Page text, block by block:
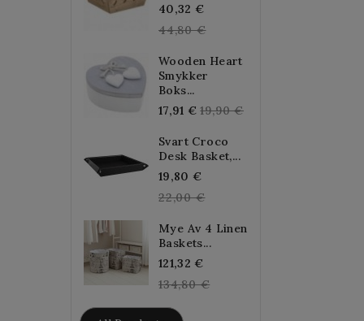
40,32 €
44,80 €
Wooden Heart
Smykker
Boks...
17,91 € Grunnpris
19,90 €
Svart Croco
Desk Basket,...
19,80 €
22,00 €
Mye Av 4 Linen
Baskets...
121,32 €
134,80 €